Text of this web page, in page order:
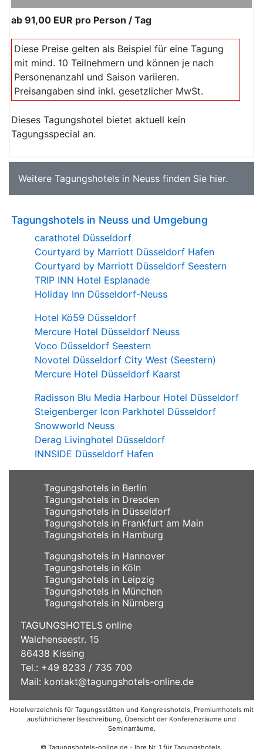
ab 91,00 EUR pro Person / Tag
Diese Preise gelten als Beispiel für eine Tagung
mit mind. 10 Teilnehmern und können je nach
Personenanzahl und Saison variieren.
Preisangaben sind inkl. gesetzlicher MwSt.
Dieses Tagungshotel bietet aktuell kein
Tagungsspecial an.
Weitere Tagungshotels in Neuss finden Sie hier.
Tagungshotels in Neuss und Umgebung
carathotel Düsseldorf
Courtyard by Marriott Düsseldorf Hafen
Courtyard by Marriott Düsseldorf Seestern
TRIP INN Hotel Esplanade
Holiday Inn Düsseldorf-Neuss
Hotel Kö59 Düsseldorf
Mercure Hotel Düsseldorf Neuss
Voco Düsseldorf Seestern
Novotel Düsseldorf City West (Seestern)
Mercure Hotel Düsseldorf Kaarst
Radisson Blu Media Harbour Hotel Düsseldorf
Steigenberger Icon Parkhotel Düsseldorf
Snowworld Neuss
Derag Livinghotel Düsseldorf
INNSIDE Düsseldorf Hafen
Tagungshotels in Berlin
Tagungshotels in Dresden
Tagungshotels in Düsseldorf
Tagungshotels in Frankfurt am Main
Tagungshotels in Hamburg
Tagungshotels in Hannover
Tagungshotels in Köln
Tagungshotels in Leipzig
Tagungshotels in München
Tagungshotels in Nürnberg
TAGUNGSHOTELS online
Walchenseestr. 15
86438 Kissing
Tel.: +49 8233 / 735 700
Mail: kontakt@tagungshotels-online.de
Hotelverzeichnis für Tagungsstätten und Kongresshotels, Premiumhotels mit
ausführlicherer Beschreibung, Übersicht der Konferenzräume und
Seminarräume.
© Tagungshotels-online.de - Ihre Nr. 1 für Tagungshotels,